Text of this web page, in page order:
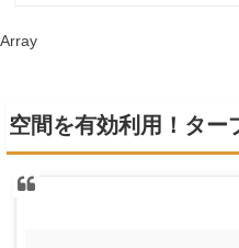
Array
空間を有効利用！ター